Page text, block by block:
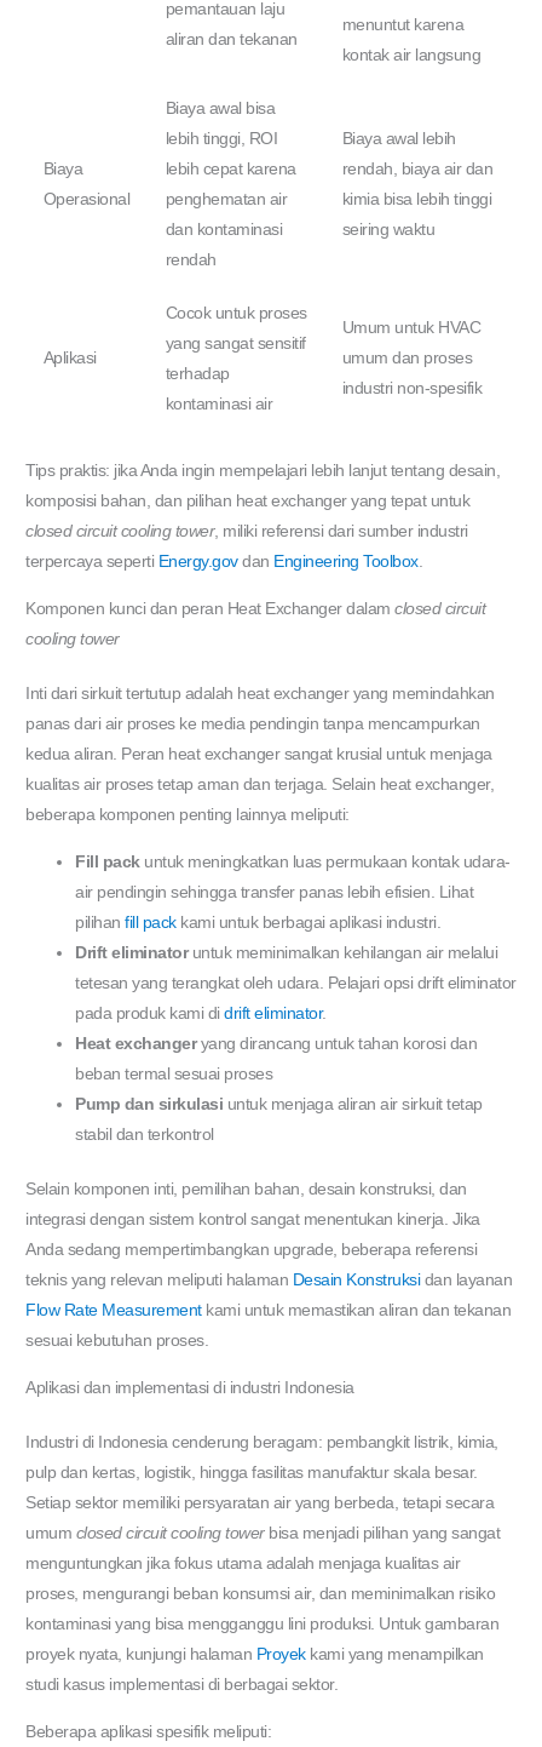
pemantauan laju
aliran dan tekanan
menuntut karena
kontak air langsung
Biaya
Operasional
Biaya awal bisa
lebih tinggi, ROI
lebih cepat karena
penghematan air
dan kontaminasi
rendah
Biaya awal lebih
rendah, biaya air dan
kimia bisa lebih tinggi
seiring waktu
Aplikasi
Cocok untuk proses
yang sangat sensitif
terhadap
kontaminasi air
Umum untuk HVAC
umum dan proses
industri non-spesifik
Tips praktis: jika Anda ingin mempelajari lebih lanjut tentang desain,
komposisi bahan, dan pilihan heat exchanger yang tepat untuk
closed circuit cooling tower, miliki referensi dari sumber industri
terpercaya seperti Energy.govdan Engineering Toolbox.
Komponen kunci dan peran Heat Exchanger dalamclosed circuit
cooling tower
Inti dari sirkuit tertutup adalah heat exchanger yang memindahkan
panas dari air proses ke media pendingin tanpa mencampurkan
kedua aliran. Peran heat exchanger sangat krusial untuk menjaga
kualitas air proses tetap aman dan terjaga. Selain heat exchanger,
beberapa komponen penting lainnya meliputi:
Fill packuntuk meningkatkan luas permukaan kontak udara-
air pendingin sehingga transfer panas lebih efisien. Lihat
pilihanfill packkami untuk berbagai aplikasi industri.
Drift eliminatoruntuk meminimalkan kehilangan air melalui
tetesan yang terangkat oleh udara. Pelajari opsi drift eliminator
pada produk kami didrift eliminator.
Heat exchangeryang dirancang untuk tahan korosi dan
beban termal sesuai proses
Pump dan sirkulasi untuk menjaga aliran air sirkuit tetap
stabil dan terkontrol
Selain komponen inti, pemilihan bahan, desain konstruksi, dan
integrasi dengan sistem kontrol sangat menentukan kinerja. Jika
Anda sedang mempertimbangkan upgrade, beberapa referensi
teknis yang relevan meliputi halaman Desain Konstruksidan layanan
Flow Rate Measurementkami untuk memastikan aliran dan tekanan
sesuai kebutuhan proses.
Aplikasi dan implementasi di industri Indonesia
Industri di Indonesia cenderung beragam: pembangkit listrik, kimia,
pulp dan kertas, logistik, hingga fasilitas manufaktur skala besar.
Setiap sektor memiliki persyaratan air yang berbeda, tetapi secara
umum closed circuit cooling towerbisa menjadi pilihan yang sangat
menguntungkan jika fokus utama adalah menjaga kualitas air
proses, mengurangi beban konsumsi air, dan meminimalkan risiko
kontaminasi yang bisa mengganggu lini produksi. Untuk gambaran
proyek nyata, kunjungi halaman Proyekkami yang menampilkan
studi kasus implementasi di berbagai sektor.
Beberapa aplikasi spesifik meliputi: